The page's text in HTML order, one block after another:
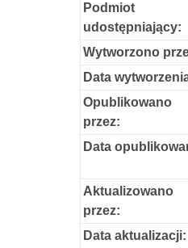
Podmiot
udostępniający:
Wytworzono
Data
Opublikowano
przez:
Data
Aktualizowano
przez:
Data aktualizacji: